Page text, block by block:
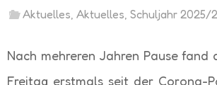
Aktuelles,Aktuelles,Schuljahr 2025/
Nach mehreren Jahren Pause fand
Freitag erstmals seit der Corona-